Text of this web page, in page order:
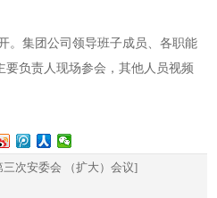
。集团公司领导班子成员、各职能
负责人现场参会，其他人员视频
次安委会 （扩大）会议]